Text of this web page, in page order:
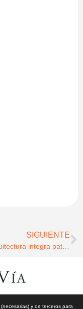
SIGUIENTE
dAAr Arquitectura integra patrimonio y contemporaneidad en la rehabilitación hotelera de la plaza de San Francisco de Sevilla
y de terceros para